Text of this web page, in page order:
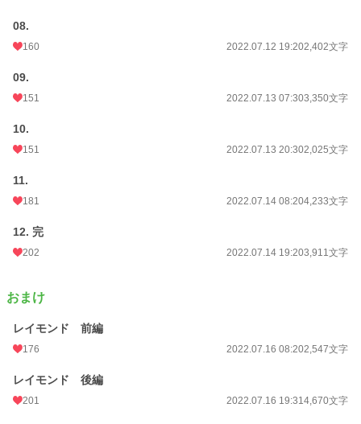
08.
160 2022.07.12 19:202,402文字
09.
151 2022.07.13 07:303,350文字
10.
151 2022.07.13 20:302,025文字
11.
181 2022.07.14 08:204,233文字
12. 完
202 2022.07.14 19:203,911文字
おまけ
レイモンド 前編
176 2022.07.16 08:202,547文字
レイモンド 後編
201 2022.07.16 19:314,670文字